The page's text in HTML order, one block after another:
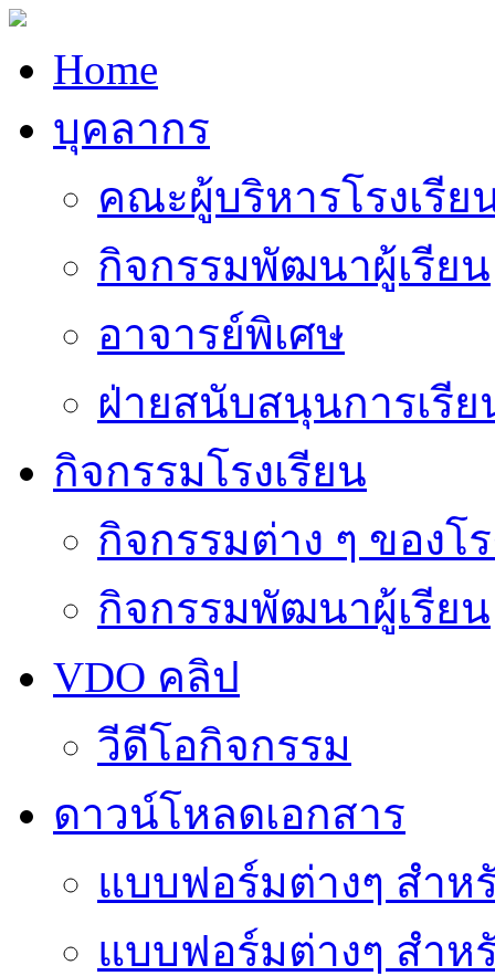
Home
บุคลากร
คณะผู้บริหารโรงเรีย
กิจกรรมพัฒนาผู้เรียน
อาจารย์พิเศษ
ฝ่ายสนับสนุนการเรี
กิจกรรมโรงเรียน
กิจกรรมต่าง ๆ ของโ
กิจกรรมพัฒนาผู้เรียน
VDO คลิป
วีดีโอกิจกรรม
ดาวน์โหลดเอกสาร
แบบฟอร์มต่างๆ สำห
แบบฟอร์มต่างๆ สำห